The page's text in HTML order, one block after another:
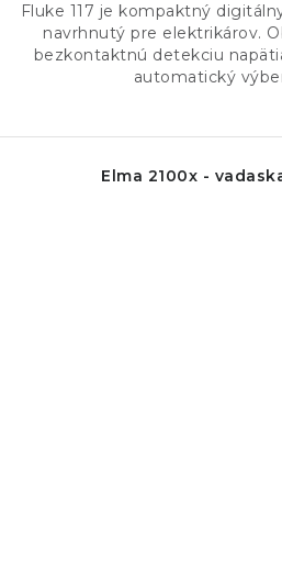
Fluke 117 je kompaktný
navrhnutý pre elektrikárov.
bezkontaktnú detekciu
automatický
Elma 2100x -